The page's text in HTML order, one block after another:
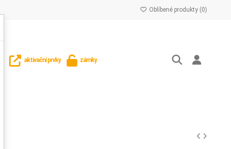
Oblíbené produkty (0)
aktivační prvky zámky